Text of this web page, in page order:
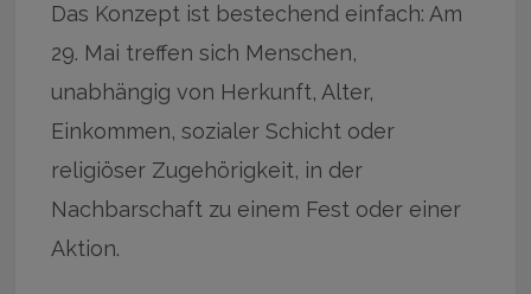
Das Konzept ist bestechend einfach: Am
29. Mai treffen sich Menschen,
unabhängig von Herkunft, Alter,
Einkommen, sozialer Schicht oder
religiöser Zugehörigkeit, in der
Nachbarschaft zu einem Fest oder einer
Aktion.